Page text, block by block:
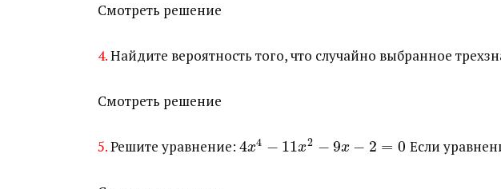
Смотреть решение
4.Найдите вероятность того, что случайно выбранное
Смотреть решение
5.Решите уравнение: ​ 4x4 − 11x2 − 9x − 2 = 0 Если